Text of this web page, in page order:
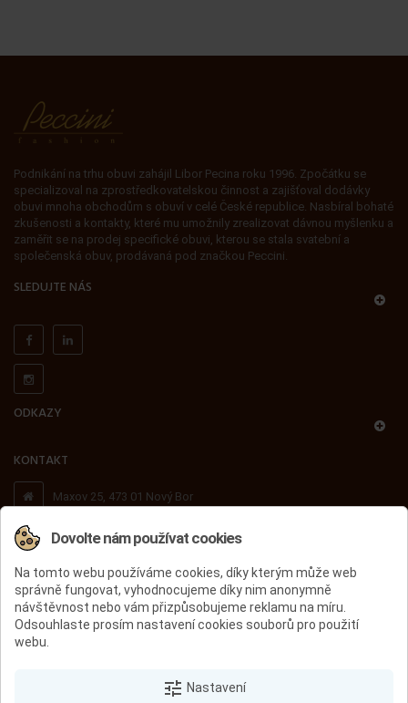
Podnikání na trhu obuvi zahájil Libor Pecina roku 1996. Zpočátku se
specializoval na zprostředkovatelskou činnost a zajišťoval dodávky
obuvi mnoha obchodům s obuví v celé České republice. Nasbíral bohaté
zkušenosti a kontakty, které mu umožnily zrealizovat dávnou myšlenku a
zaměřit se na prodej specifické obuvi, kterou se stala svatební a
společenská obuv, prodávaná pod značkou Peccini.
SLEDUJTE NÁS
ODKAZY
KONTAKT
Maxov 25, 473 01 Nový Bor
+420 603 503 716
peccini@peccini.cz
VÝPRODEJ
KONTAKT
Dovolte nám používat cookies
Na tomto webu používáme cookies, díky kterým může web
správně fungovat, vyhodnocujeme díky nim anonymně
návštěvnost nebo vám přizpůsobujeme reklamu na míru.
Odsouhlaste prosím nastavení cookies souborů pro použití
webu.
tune Nastavení